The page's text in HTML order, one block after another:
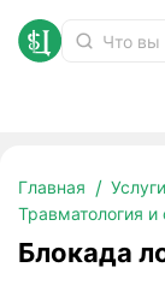
Главная Услуги
Травматология и
Блокада
Блокада